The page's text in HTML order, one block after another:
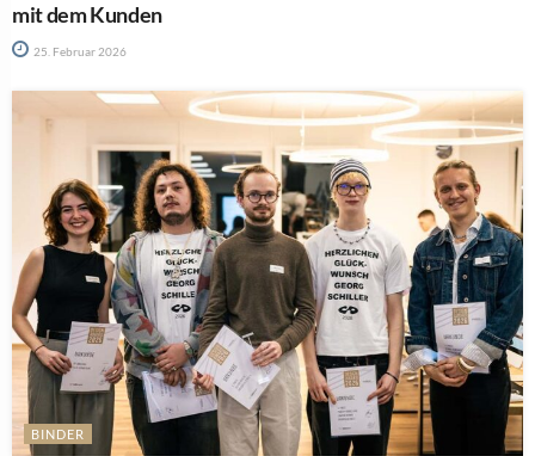
mit dem Kunden
25. Februar 2026
BINDER